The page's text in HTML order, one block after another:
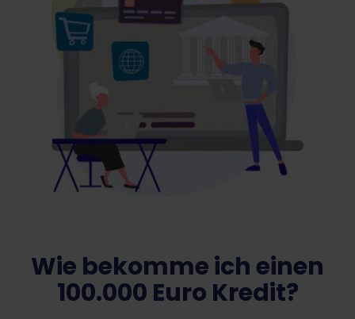
Wie bekomme ich einen
100.000 Euro Kredit?